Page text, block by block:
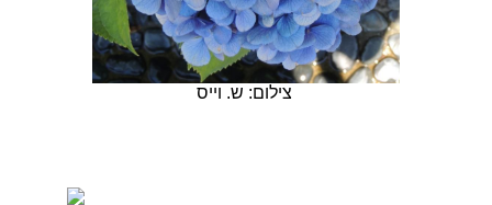
צילום: ש. וייס